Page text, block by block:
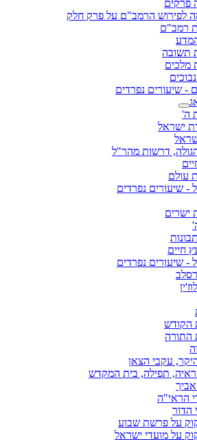
פרקים
לפירוש הרמב"ם על פרק חלק
רמב"ם
תשובה
מלכים
- שיעורים נפרדים
ה'
ישראל
דרשות מהר"ל
עולם
- שיעורים נפרדים
ישרים
חיים
- שיעורים נפרדים
הקודש
התורה
עקבי הצאן
ראיה, תפילה, בית המקדש
הראי"ה
הדור
על פרשת שבוע
על מועדי ישראל